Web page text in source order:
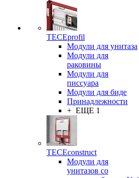
TECEprofil
Модули для унитаза
Модули для
раковины
Модули для
писсуара
Модули для биде
Принадлежности
+ ЕЩЕ 1
TECEconstruct
Модули для
унитазов со